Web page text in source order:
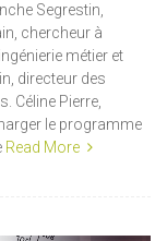
Segrestin,
chercheur à
métier et
directeur des
Céline Pierre,
le programme
Read More